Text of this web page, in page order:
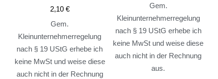
2,10 €
Gem.
Kleinunternehmerregelung
nach § 19 UStG erhebe ich
keine MwSt und weise diese
auch nicht in der Rechnung
Gem.
Kleinunternehmerregelung
nach § 19 UStG erhebe ich
keine MwSt und weise diese
auch nicht in der Rechnung
aus.